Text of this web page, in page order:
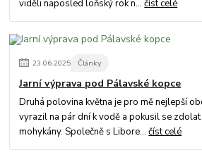
viděli naposled loňský rok n...číst celé
23.06.2025 Články
Jarní výprava pod Pálavské kopce
Druhá polovina května je pro mě nejlepší
vyrazil na pár dní k vodě a pokusil se
mohykány. Společně s Libore...číst celé